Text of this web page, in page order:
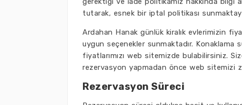
tutarak, esnek bir iptal politikası
Ardahan Hanak günlük kiralık evlerimizin
uygun seçenekler sunmaktadır. Konaklama
fiyatlarımızı web sitemizde bulabilirsiniz.
rezervasyon yapmadan önce web sitemizi
Rezervasyon Süreci